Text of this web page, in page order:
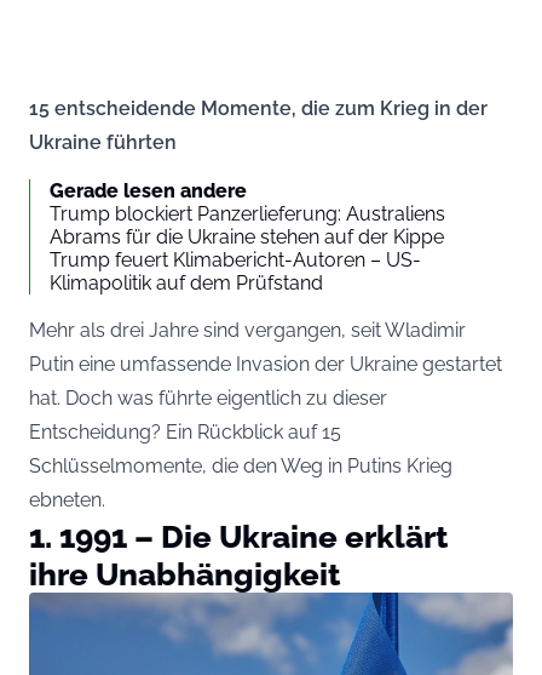
15 entscheidende Momente, die zum Krieg in der
Ukraine führten
Gerade lesen andere
Trump blockiert Panzerlieferung: Australiens
Abrams für die Ukraine stehen auf der Kippe
Trump feuert Klimabericht-Autoren – US-
Klimapolitik auf dem Prüfstand
Mehr als drei Jahre sind vergangen, seit Wladimir
Putin eine umfassende Invasion der Ukraine gestartet
hat. Doch was führte eigentlich zu dieser
Entscheidung? Ein Rückblick auf 15
Schlüsselmomente, die den Weg in Putins Krieg
ebneten.
1. 1991 – Die Ukraine erklärt
ihre Unabhängigkeit